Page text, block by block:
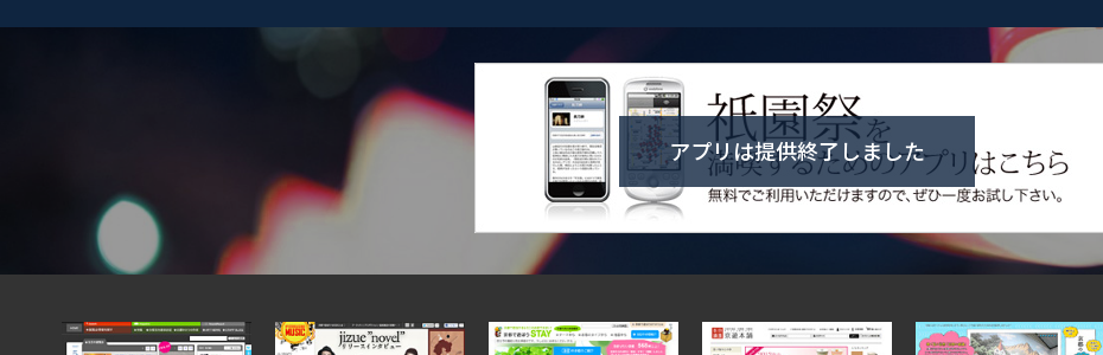
アプリは提供終了しました